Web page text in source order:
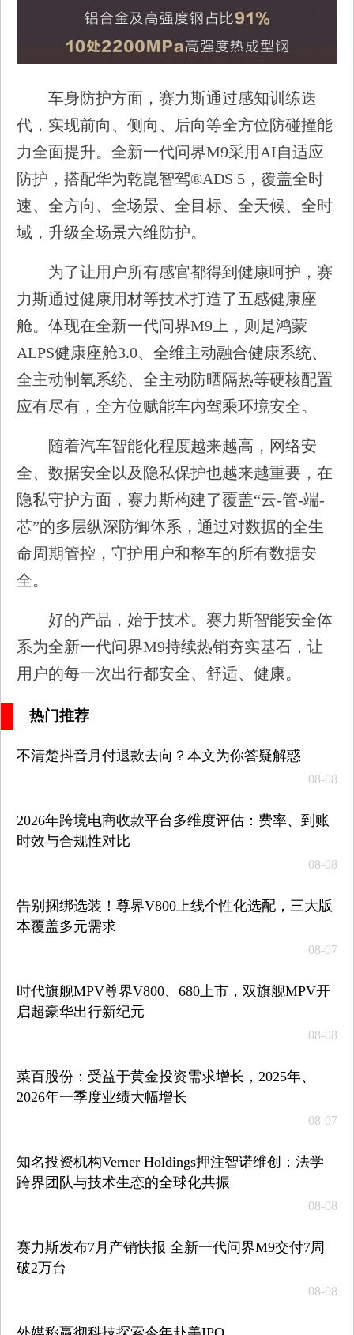
车身防护方面，赛力斯通过感知训练迭
代，实现前向、侧向、后向等全方位防碰撞能
力全面提升。全新一代问界M9采用AI自适应
防护，搭配华为乾崑智驾®ADS 5，覆盖全时
速、全方向、全场景、全目标、全天候、全时
域，升级全场景六维防护。
为了让用户所有感官都得到健康呵护，赛
力斯通过健康用材等技术打造了五感健康座
舱。体现在全新一代问界M9上，则是鸿蒙
ALPS健康座舱3.0、全维主动融合健康系统、
全主动制氧系统、全主动防晒隔热等硬核配置
应有尽有，全方位赋能车内驾乘环境安全。
随着汽车智能化程度越来越高，网络安
全、数据安全以及隐私保护也越来越重要，在
隐私守护方面，赛力斯构建了覆盖“云-管-端-
芯”的多层纵深防御体系，通过对数据的全生
命周期管控，守护用户和整车的所有数据安
全。
好的产品，始于技术。赛力斯智能安全体
系为全新一代问界M9持续热销夯实基石，让
用户的每一次出行都安全、舒适、健康。
热门推荐
不清楚抖音月付退款去向？本文为你答疑解惑
08-08
2026年跨境电商收款平台多维度评估：费率、到账
时效与合规性对比
08-08
告别捆绑选装！尊界V800上线个性化选配，三大版
本覆盖多元需求
08-07
时代旗舰MPV尊界V800、680上市，双旗舰MPV开
启超豪华出行新纪元
08-08
菜百股份：受益于黄金投资需求增长，2025年、
2026年一季度业绩大幅增长
08-07
知名投资机构Verner Holdings押注智诺维创：法学
跨界团队与技术生态的全球化共振
08-08
赛力斯发布7月产销快报 全新一代问界M9交付7周
破2万台
08-08